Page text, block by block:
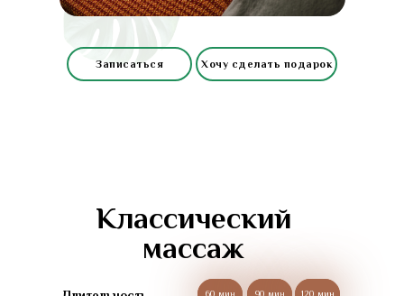
Хочу сделать подарок
Записаться
60 мин
60 мин 90 мин
90 мин 120 мин
120 мин
Классический
массаж